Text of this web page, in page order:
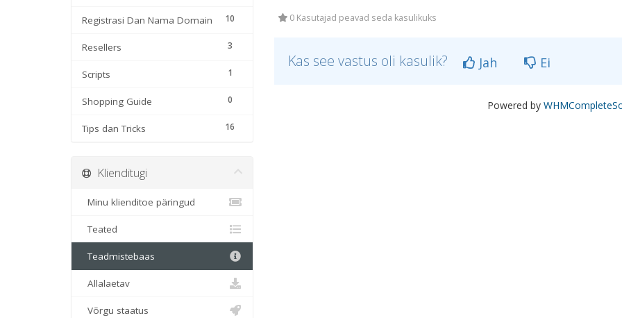
10
Registrasi Dan Nama Domain
3
Resellers
1
Scripts
0
Shopping Guide
16
Tips dan Tricks
0 Kasutajad peavad seda kasulikuks
Kas see vastus oli kasulik? Jah Ei
Powered by
Klienditugi
Minu klienditoe päringud
Teated
Teadmistebaas
Allalaetav
Võrgu staatus